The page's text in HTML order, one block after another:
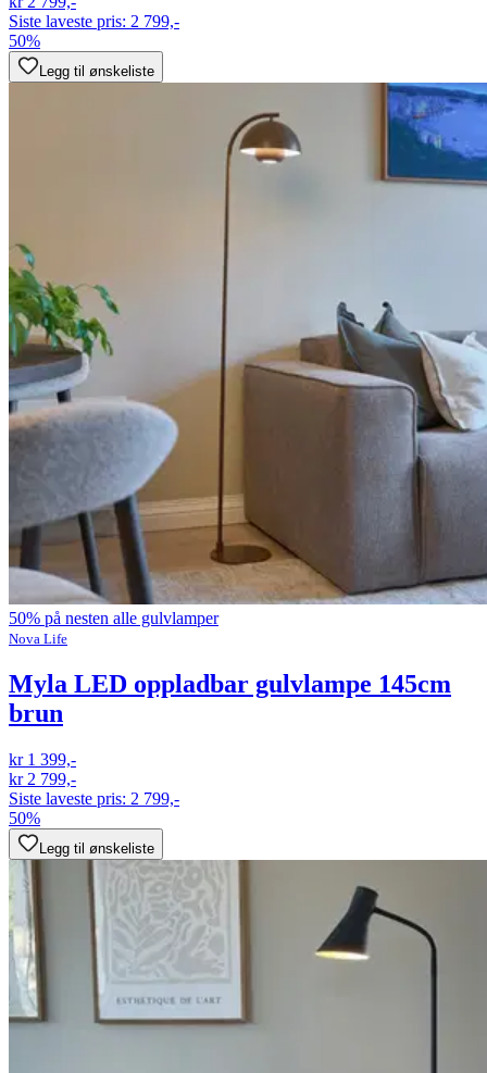
Siste laveste pris: 2 799,-
50%
Legg til ønskeliste
50% på nesten alle gulvlamper
Nova Life
Myla LED oppladbar gulvlampe 145cm
brun
kr 1 399,-
kr 2 799,-
Siste laveste pris: 2 799,-
50%
Legg til ønskeliste